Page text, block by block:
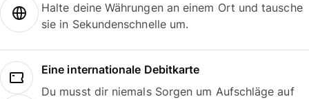
Halte deine Währungen an einem Ort und tausche
sie in Sekundenschnelle um.
Eine internationale Debitkarte
Du musst dir niemals Sorgen um Aufschläge auf